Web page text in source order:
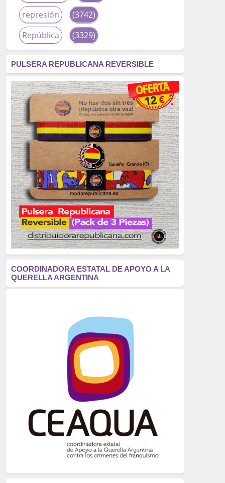
represión
(3742)
República
(3329)
fascismo
(2677)
tardofranquismo
(2320)
Actualidad
(2319)
monarquía
(2253)
borbones
(2176)
Cultura
(2163)
Guerra
(1674)
genocidio
(1234)
mujer
(1070)
Eventos
(914)
Crímenes del franquismo
(721)
(699)
(607)
neofranquismo
(567)
Justicia Universal
Derechos Humanos
(522)
Nacionalcatolicismo
(514)
PULSERA REPUBLICANA REVERSIBLE
COORDINADORA ESTATAL DE APOYO A LA
QUERELLA ARGENTINA